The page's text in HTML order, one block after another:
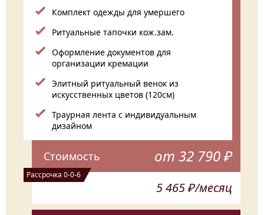
Комплект одежды для умершего
Ритуальные тапочки кож.зам.
Оформление документов для
организации кремации
Элитный ритуальный венок из
искусственных цветов (120см)
Траурная лента с индивидуальным
дизайном
Стоимость от 32 790 ₽
Рассрочка 0-0-6
5 465 ₽/месяц